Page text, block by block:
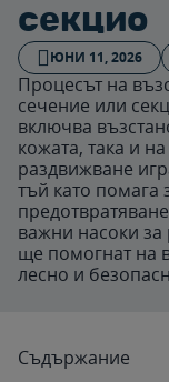
секцио
ЮНИ 11, 2026
Процесът на
сечение или
включва
кожата, така и
раздвижване
тъй като помага
важни насоки за
ще помогнат на
лесно и
Съдържание